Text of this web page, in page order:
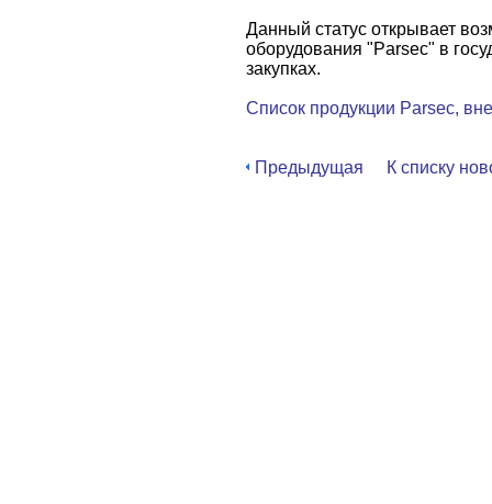
Данный статус открывает
оборудования "Parsec" в
закупках.
Список продукции Parsec,
Предыдущая К списку